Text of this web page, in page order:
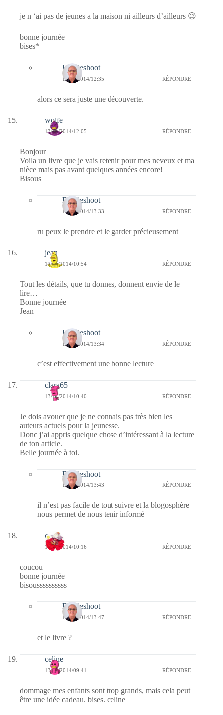
je n ‘ai pas de jeunes a la maison ni ailleurs d’ailleurs 😉
bonne journée
bises*
Bernieshoot
16/11/2014/12:35 RÉPONDRE
alors ce sera juste une découverte.
wolfe
13/11/2014/12:05 RÉPONDRE
Bonjour
Voila un livre que je vais retenir pour mes neveux et ma
nièce mais pas avant quelques années encore!
Bisous
Bernieshoot
16/11/2014/13:33 RÉPONDRE
ru peux le prendre et le garder précieusement
jean
13/11/2014/10:54 RÉPONDRE
Tout les détails, que tu donnes, donnent envie de le
lire…
Bonne journée
Jean
Bernieshoot
16/11/2014/13:34 RÉPONDRE
c’est effectivement une bonne lecture
clara65
13/11/2014/10:40 RÉPONDRE
Je dois avouer que je ne connais pas très bien les
auteurs actuels pour la jeunesse.
Donc j’ai appris quelque chose d’intéressant à la lecture
de ton article.
Belle journée à toi.
Bernieshoot
16/11/2014/13:43 RÉPONDRE
il n’est pas facile de tout suivre et la blogosphère
nous permet de nous tenir informé
cerise
13/11/2014/10:16 RÉPONDRE
coucou
bonne journée
bisoussssssssss
Bernieshoot
16/11/2014/13:47 RÉPONDRE
et le livre ?
celine
13/11/2014/09:41 RÉPONDRE
dommage mes enfants sont trop grands, mais cela peut
être une idée cadeau. bises. celine